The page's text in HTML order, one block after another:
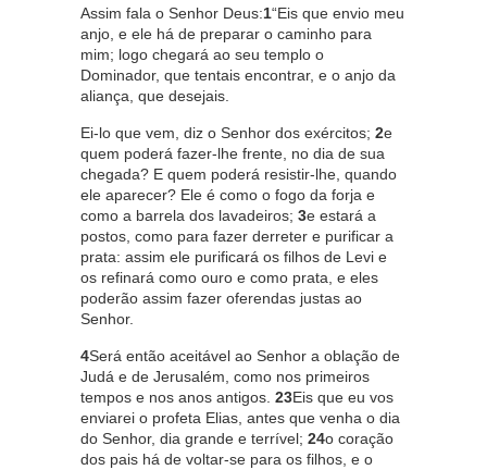
Assim fala o Senhor Deus:1“Eis que envio meu
anjo, e ele há de preparar o caminho para
mim; logo chegará ao seu templo o
Dominador, que tentais encontrar, e o anjo da
aliança, que desejais.
Ei-lo que vem, diz o Senhor dos exércitos; 2e
quem poderá fazer-lhe frente, no dia de sua
chegada? E quem poderá resistir-lhe, quando
ele aparecer? Ele é como o fogo da forja e
como a barrela dos lavadeiros; 3e estará a
postos, como para fazer derreter e purificar a
prata: assim ele purificará os filhos de Levi e
os refinará como ouro e como prata, e eles
poderão assim fazer oferendas justas ao
Senhor.
4Será então aceitável ao Senhor a oblação de
Judá e de Jerusalém, como nos primeiros
tempos e nos anos antigos. 23Eis que eu vos
enviarei o profeta Elias, antes que venha o dia
do Senhor, dia grande e terrível; 24o coração
dos pais há de voltar-se para os filhos, e o